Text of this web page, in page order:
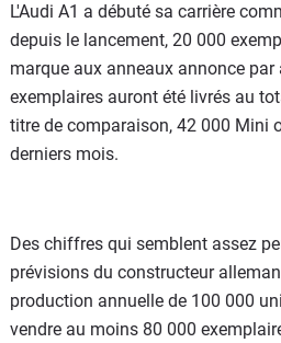
L'Audi A1 a débuté sa carrière
depuis le lancement, 20 000
marque aux anneaux annonce par
exemplaires auront été livrés au
titre de comparaison, 42 000 Mini
derniers mois.
Des chiffres qui semblent assez
prévisions du constructeur
production annuelle de 100 000
vendre au moins 80 000